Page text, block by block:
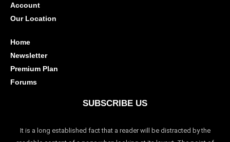
Account
Our Location
Home
Newsletter
Premium Plan
Forums
SUBSCRIBE US
It is a long established fact that a reader will be distracted by the